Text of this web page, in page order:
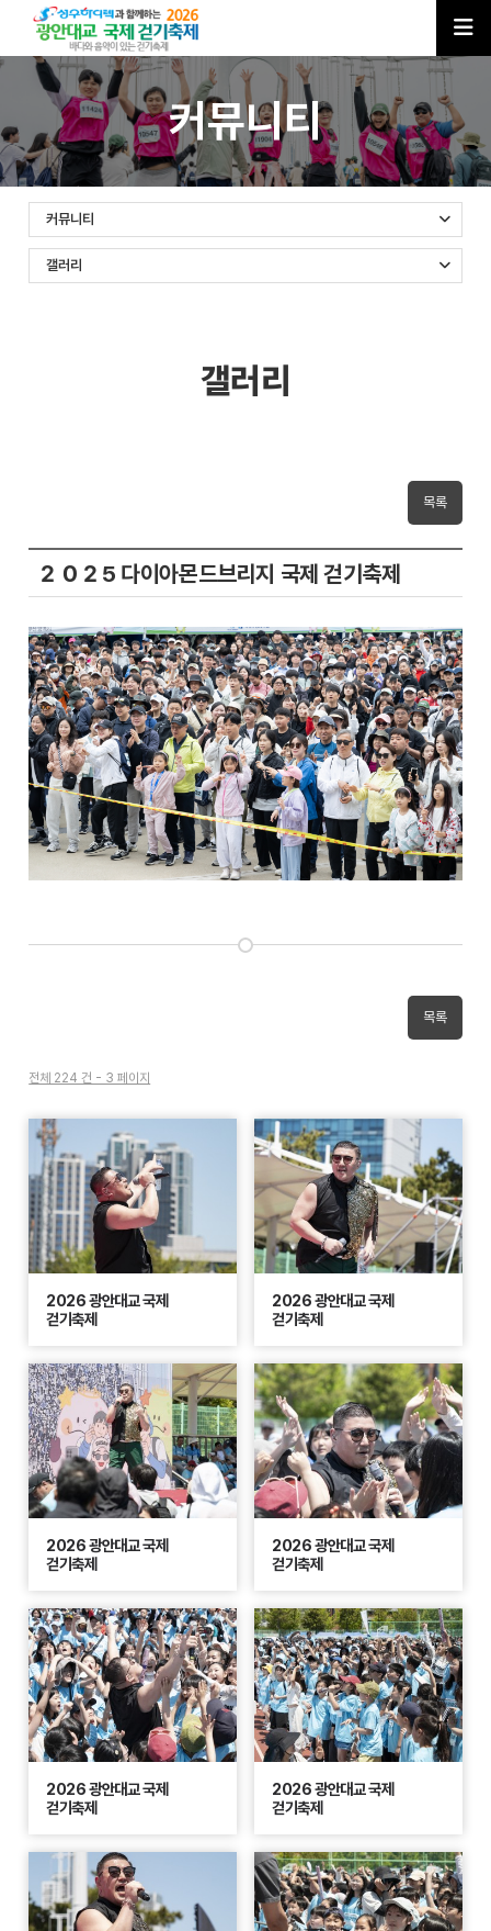
커뮤니티
커뮤니티
갤러리
갤러리
목록
２０２5 다이아몬드브리지 국제 걷기축제
목록
전체 224 건 - 3 페이지
2026 광안대교 국제
걷기축제
2026 광안대교 국제
걷기축제
2026 광안대교 국제
걷기축제
2026 광안대교 국제
걷기축제
2026 광안대교 국제
걷기축제
2026 광안대교 국제
걷기축제